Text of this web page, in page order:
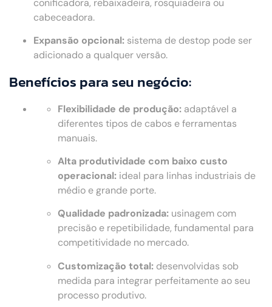
conificadora, rebaixadeira, rosquiadeira ou
cabeceadora.
Expansão opcional: sistema de destop pode ser
adicionado a qualquer versão.
Benefícios para seu negócio:
Flexibilidade de produção: adaptável a
diferentes tipos de cabos e ferramentas
manuais.
Alta produtividade com baixo custo
operacional: ideal para linhas industriais de
médio e grande porte.
Qualidade padronizada: usinagem com
precisão e repetibilidade, fundamental para
competitividade no mercado.
Customização total: desenvolvidas sob
medida para integrar perfeitamente ao seu
processo produtivo.